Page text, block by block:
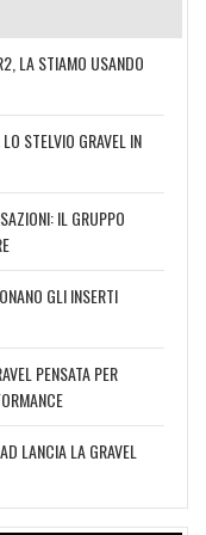
LA STIAMO USANDO
STELVIO GRAVEL IN
IL GRUPPO
GLI INSERTI
PENSATA PER
LANCIA LA GRAVEL